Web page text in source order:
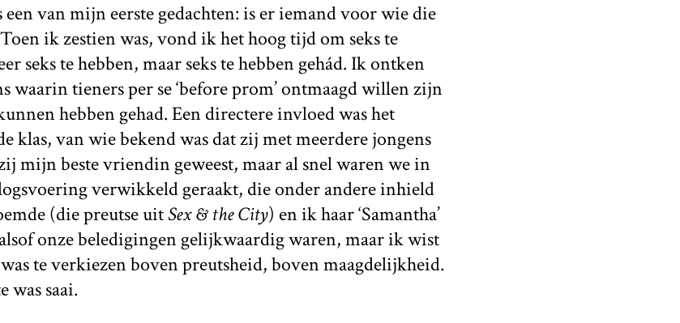
een van mijn eerste gedachten: is er iemand voor wie die
ik zestien was, vond ik het hoog tijd om seks te
seks te hebben, maar seks te hebben gehád. Ik ontken
waarin tieners per se ‘before prom’ ontmaagd willen zijn
hebben gehad. Een directere invloed was het
klas, van wie bekend was dat zij met meerdere jongens
mijn beste vriendin geweest, maar al snel waren we in
verwikkeld geraakt, die onder andere inhield
(die preutse uitSex & the City) en ik haar ‘Samantha’
onze beledigingen gelijkwaardig waren, maar ik wist
te verkiezen boven preutsheid, boven maagdelijkheid.
was saai.